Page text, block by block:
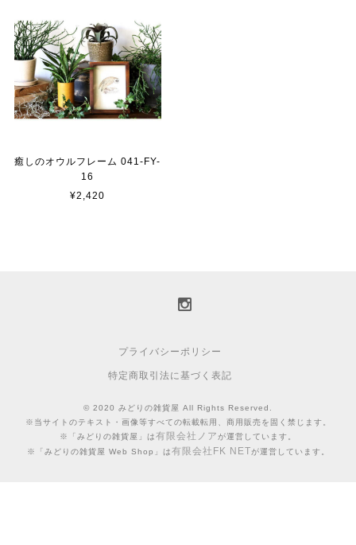
癒しのオウルフレーム 041-FY-
16
¥2,420
プライバシーポリシー
特定商取引法に基づく表記
© 2020 みどりの雑貨屋 All Rights Reserved.
※当サイトのテキスト・画像等すべての転載転用、商用販売を固く禁じます。
※「みどりの雑貨屋」は有限会社ノア が運営しています。
※「みどりの雑貨屋 Web Shop」は有限会社FK NETが運営しています。